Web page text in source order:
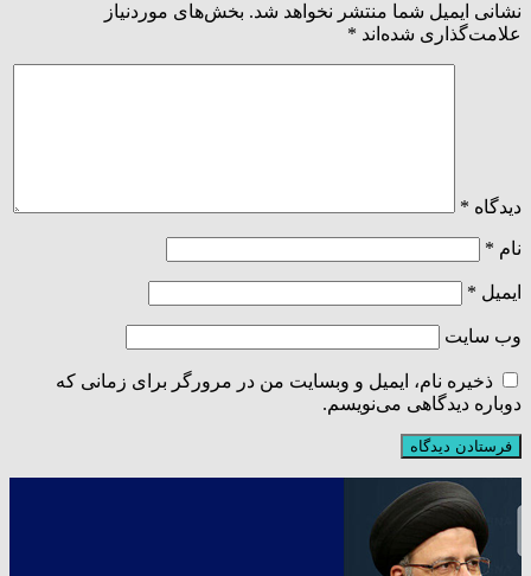
نشانی ایمیل شما منتشر نخواهد شد. بخش‌های موردنیاز
علامت‌گذاری شده‌اند *
دیدگاه *
نام *
ایمیل *
وب‌ سایت
ذخیره نام، ایمیل و وبسایت من در مرورگر برای زمانی که
دوباره دیدگاهی می‌نویسم.